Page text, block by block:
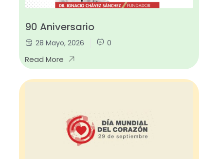
90 Aniversario
28 Mayo, 2026 0
Read More